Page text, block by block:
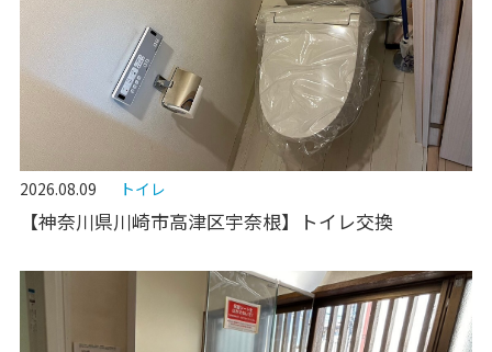
2026.08.09 トイレ
【神奈川県川崎市高津区宇奈根】トイレ交換